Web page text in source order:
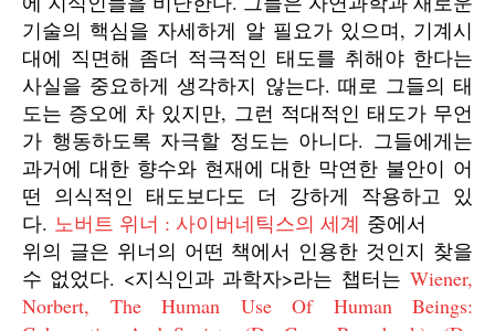
기술의 핵심을 자세하게 알 필요가 있으며, 기계시
대에 직면해 좀더 적극적인 태도를 취해야 한다는
사실을 중요하게 생각하지 않는다. 때로 그들의 태
도는 증오에 차 있지만, 그런 적대적인 태도가 무언
가 행동하도록 자극할 정도는 아니다. 그들에게는
과거에 대한 향수와 현재에 대한 막연한 불안이 어
떤 의식적인 태도보다도 더 강하게 작용하고 있
다. 노버트 위너 : 사이버네틱스의 세계 중에서
위의 글은 위너의 어떤 책에서 인용한 것인지 찾을
수 없었다. <지식인과 과학자>라는 챕터는 Wiener,
Norbert, The Human Use Of Human Beings: